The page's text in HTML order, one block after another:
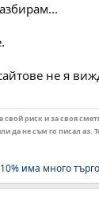
не я
риск и за своя
не съм го писал
има много